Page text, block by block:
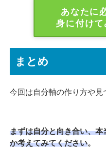
あなたに
身に付けて
まとめ
今回は自分軸の作り方や見
まずは自分と向き合い、
か考えてみてください。